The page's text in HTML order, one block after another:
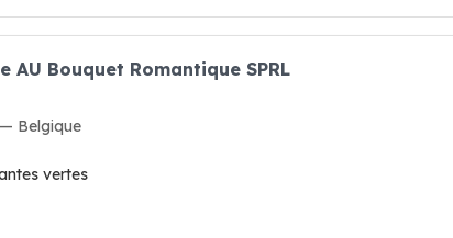
Bouquet Romantique SPRL
— Belgique
vertes